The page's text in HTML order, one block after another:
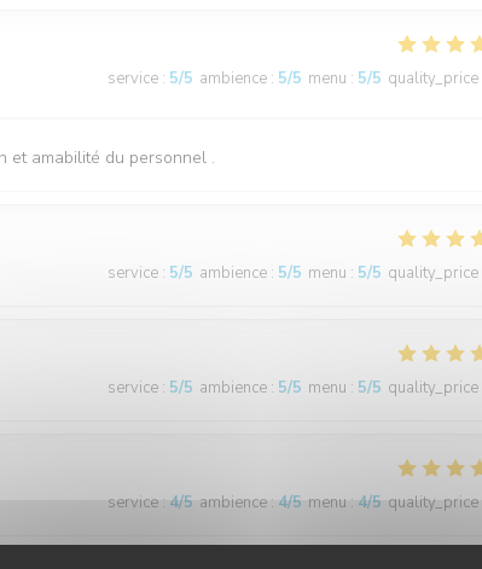
service : 5/5 ambience : 5/5 menu : 5/5 quality_price
et amabilité du personnel .
service : 5/5 ambience : 5/5 menu : 5/5 quality_price
service : 5/5 ambience : 5/5 menu : 5/5 quality_price
service : 4/5 ambience : 4/5 menu : 4/5 quality_price